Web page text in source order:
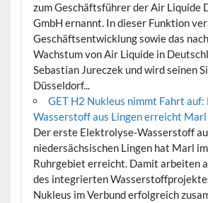
zum Geschäftsführer der Air Liquide
GmbH ernannt. In dieser Funktion
Geschäftsentwicklung sowie das
Wachstum von Air Liquide in
Sebastian Jureczek und wird seinen
Düsseldorf...
GET H2 Nukleus nimmt Fahrt auf:
Wasserstoff aus Lingen erreicht Marl
Der erste Elektrolyse-Wasserstoff
niedersächsischen Lingen hat Marl
Ruhrgebiet erreicht. Damit arbeiten
des integrierten
Nukleus im Verbund erfolgreich